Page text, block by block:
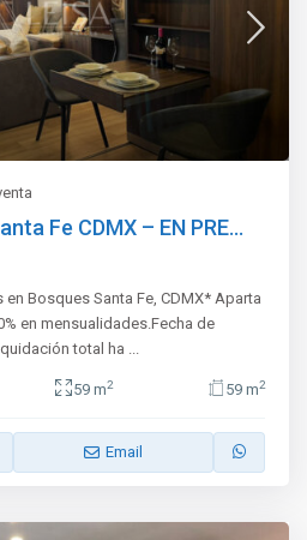
Fe CDMX – EN PRE...
Bosques Santa Fe, CDMX* Aparta
en mensualidades.Fecha de
total ha ...
59 m2 59 m2
Email